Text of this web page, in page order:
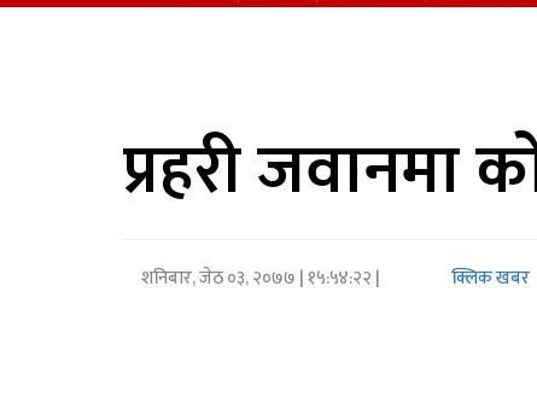
समाज
प्रहरी जवानमा
शनिबार, जेठ ०३, २०७७ | १५:५४:२२ | क्लिक खबर